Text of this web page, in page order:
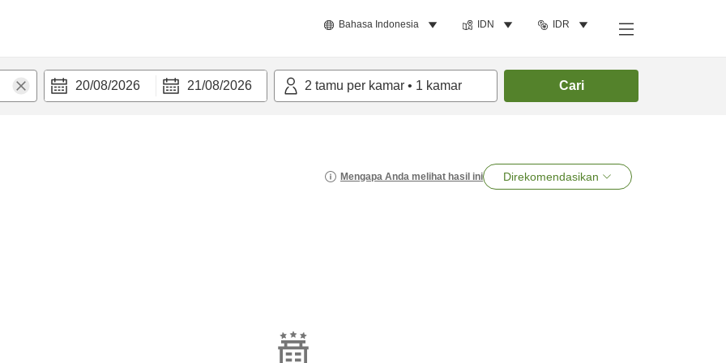
Bahasa Indonesia IDN IDR
20/08/2026 21/08/2026 2 tamu per kamar • 1 kamar Cari
Mengapa Anda melihat hasil ini Direkomendasikan